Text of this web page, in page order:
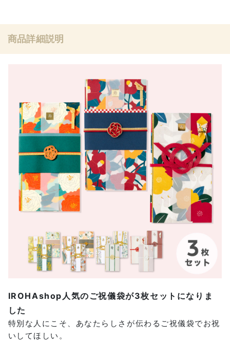
商品詳細説明
IROHAshop人気のご祝儀袋が3枚セットになりま
した
特別な人にこそ、あなたらしさが伝わるご祝儀袋でお祝
いしてほしい。